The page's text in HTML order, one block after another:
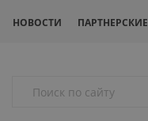
НОВОСТИ